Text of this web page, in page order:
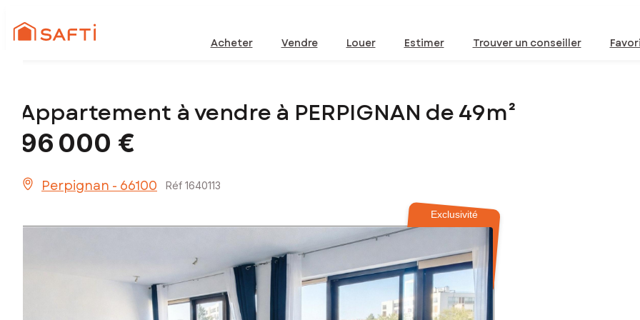
Acheter Vendre Louer Estimer Trouver un conseiller
Appartement à vendre à PERPIGNAN de 49m²
96 000 €
Perpignan - 66100 Réf 1640113
Exclusivité